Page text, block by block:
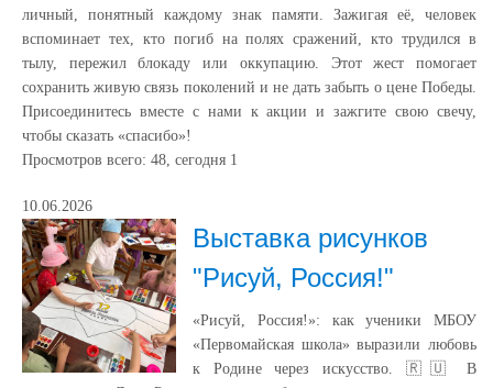
личный, понятный каждому знак памяти. Зажигая её, человек
вспоминает тех, кто погиб на полях сражений, кто трудился в
тылу, пережил блокаду или оккупацию. Этот жест помогает
сохранить живую связь поколений и не дать забыть о цене Победы.
Присоединитесь вместе с нами к акции и зажгите свою свечу,
чтобы сказать «спасибо»!
Просмотров всего: 48, сегодня 1
10.06.2026
Выставка рисунков
"Рисуй, Россия!"
«Рисуй, Россия!»: как ученики МБОУ
«Первомайская школа» выразили любовь
к Родине через искусство. 🇷🇺 В